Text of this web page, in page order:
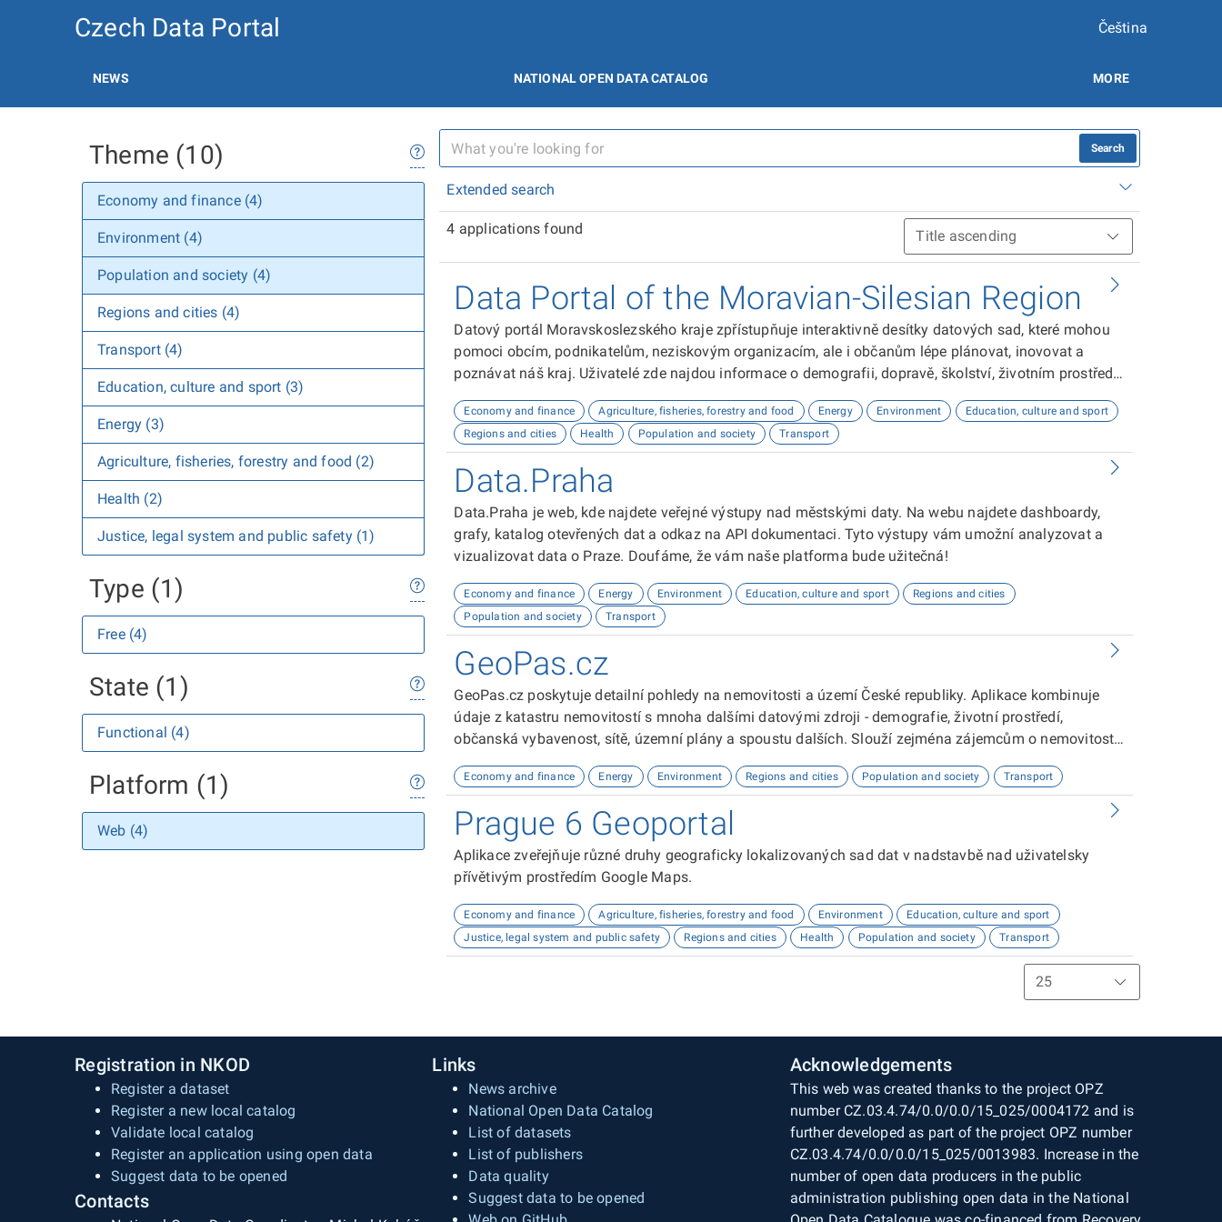
Czech Data Portal Čeština
NEWS NATIONAL OPEN DATA CATALOG MORE
Theme (10)
Economy and finance (4)
Environment (4)
Population and society (4)
Regions and cities (4)
Transport (4)
Education, culture and sport (3)
Energy (3)
Agriculture, fisheries, forestry and food (2)
Health (2)
Justice, legal system and public safety (1)
Type (1)
Free (4)
State (1)
Functional (4)
Platform (1)
Web (4)
Search
Extended search
4 applications found
Data Portal of the Moravian-Silesian Region
Datový portál Moravskoslezského kraje zpřístupňuje interaktivně desítky datových sad, které mohou
pomoci obcím, podnikatelům, neziskovým organizacím, ale i občanům lépe plánovat, inovovat a
poznávat náš kraj. Uživatelé zde najdou informace o demografii, dopravě, školství, životním prostředí,
Economy and finance Agriculture, fisheries, forestry and food Energy Environment
Education, culture and sport
Regions and cities
Health Population and society Transport
Data.Praha
Data.Praha je web, kde najdete veřejné výstupy nad městskými daty. Na webu najdete dashboardy,
grafy, katalog otevřených dat a odkaz na API dokumentaci. Tyto výstupy vám umožní analyzovat a
vizualizovat data o Praze. Doufáme, že vám naše platforma bude užitečná!
Economy and finance Energy Environment Education, culture and sport
Regions and cities
Population and society
Transport
GeoPas.cz
GeoPas.cz poskytuje detailní pohledy na nemovitosti a území České republiky. Aplikace kombinuje
údaje z katastru nemovitostí s mnoha dalšími datovými zdroji - demografie, životní prostředí,
občanská vybavenost, sítě, územní plány a spoustu dalších. Slouží zejména zájemcům o nemovitosti
Economy and finance Energy Environment Regions and cities Population and society Transport
Prague 6 Geoportal
Aplikace zveřejňuje různé druhy geograficky lokalizovaných sad dat v nadstavbě nad uživatelsky
přívětivým prostředím Google Maps.
Economy and finance Agriculture, fisheries, forestry and food Environment
Education, culture and sport
Justice, legal system and public safety
Regions and cities Health Population and society Transport
Registration in NKOD
Register a dataset
Register a new local catalog
Validate local catalog
Register an application using open data
Suggest data to be opened
Contacts
Links
News archive
National Open Data Catalog
List of datasets
List of publishers
Data quality
Suggest data to be opened
Acknowledgements
This web was created thanks to the project OPZ
number CZ.03.4.74/0.0/0.0/15_025/0004172 and is
further developed as part of the project OPZ number
CZ.03.4.74/0.0/0.0/15_025/0013983. Increase in the
number of open data producers in the public
administration publishing open data in the National